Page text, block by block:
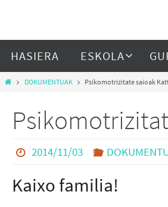
HASIERA ESKOLA
DOKUMENTUAK Psikomotrizitate saioak
2014/11/03
Kaixo familia!